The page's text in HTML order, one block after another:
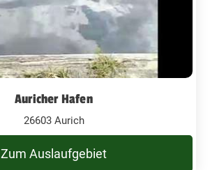
Auricher Hafen
26603 Aurich
Zum Auslaufgebiet